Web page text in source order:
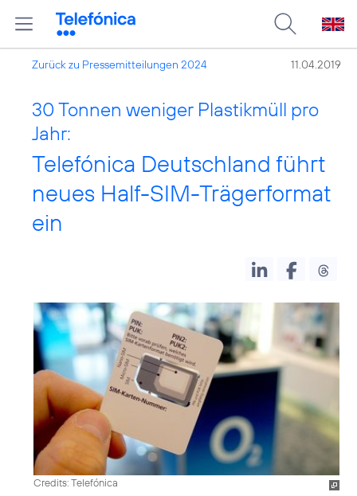
Zurück zu Pressemitteilungen 2024 11.04.2019
30 Tonnen weniger Plastikmüll pro
Jahr:
Telefónica Deutschland führt
neues Half-SIM-Trägerformat
ein
Credits: Telefónica